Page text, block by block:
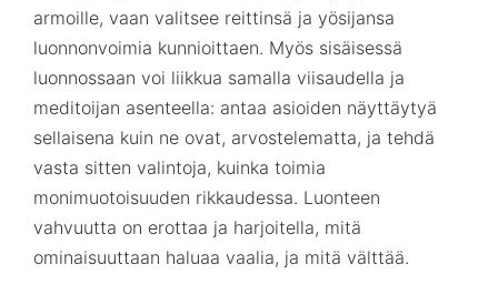
armoille, vaan valitsee reittinsä ja yösijansa
luonnonvoimia kunnioittaen. Myös sisäisessä
luonnossaan voi liikkua samalla viisaudella ja
meditoijan asenteella: antaa asioiden näyttäytyä
sellaisena kuin ne ovat, arvostelematta, ja tehdä
vasta sitten valintoja, kuinka toimia
monimuotoisuuden rikkaudessa. Luonteen
vahvuutta on erottaa ja harjoitella, mitä
ominaisuuttaan haluaa vaalia, ja mitä välttää.